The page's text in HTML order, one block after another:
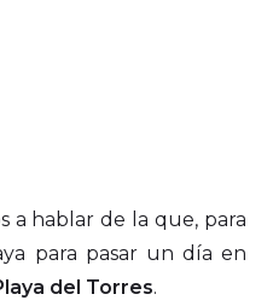
a hablar de la que, para
para pasar un día en
del Torres.